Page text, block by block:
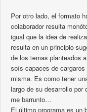
Por otro lado, el formato
colaborador resulta
igual que la idea de
resulta en un principio
de los temas planteados
soís capaces de
misma. Es como tener
largo de su desarrollo
me barrunto…
El último programa es un